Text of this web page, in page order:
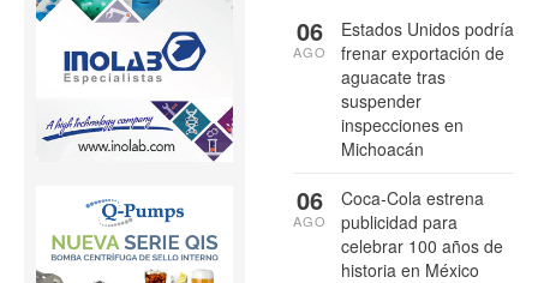
Estados Unidos podría
frenar exportación de
aguacate tras
suspender
inspecciones en
Michoacán
06
AGO
Coca-Cola estrena
publicidad para
celebrar 100 años de
historia en México
06
AGO